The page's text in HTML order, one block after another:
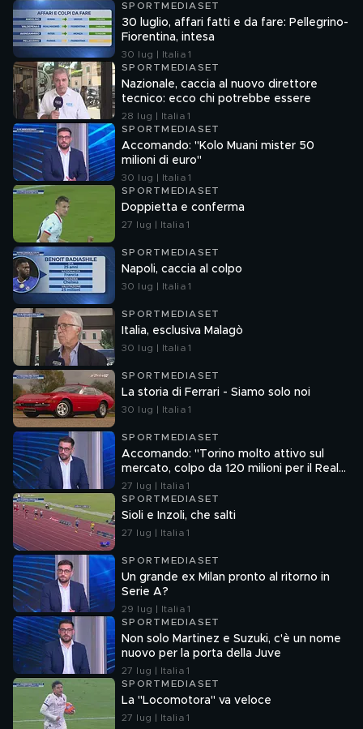
SPORTMEDIASET
30 luglio, affari fatti e da fare: Pellegrino-
Fiorentina, intesa
30 lug | Italia 1
SPORTMEDIASET
Nazionale, caccia al nuovo direttore
tecnico: ecco chi potrebbe essere
28 lug | Italia 1
SPORTMEDIASET
Accomando: "Kolo Muani mister 50
milioni di euro"
30 lug | Italia 1
SPORTMEDIASET
Doppietta e conferma
27 lug | Italia 1
SPORTMEDIASET
Napoli, caccia al colpo
30 lug | Italia 1
SPORTMEDIASET
Italia, esclusiva Malagò
30 lug | Italia 1
SPORTMEDIASET
La storia di Ferrari - Siamo solo noi
30 lug | Italia 1
SPORTMEDIASET
Accomando: "Torino molto attivo sul
mercato, colpo da 120 milioni per il Real
Madrid"
27 lug | Italia 1
SPORTMEDIASET
Sioli e Inzoli, che salti
27 lug | Italia 1
SPORTMEDIASET
Un grande ex Milan pronto al ritorno in
Serie A?
29 lug | Italia 1
SPORTMEDIASET
Non solo Martinez e Suzuki, c'è un nome
nuovo per la porta della Juve
27 lug | Italia 1
SPORTMEDIASET
La "Locomotora" va veloce
27 lug | Italia 1